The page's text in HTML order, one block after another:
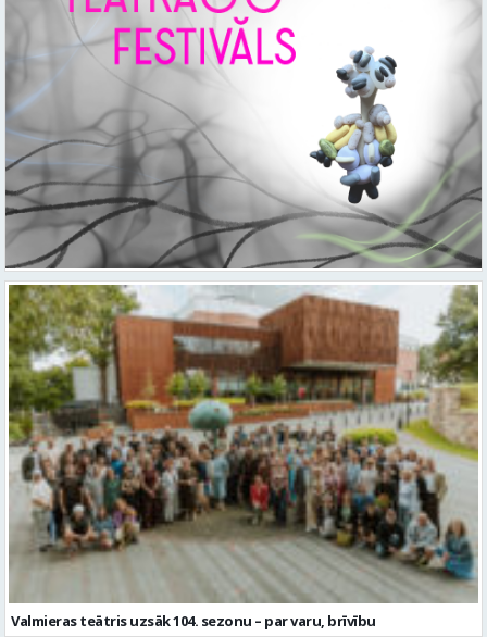
Valmieras teātris uzsāk 104. sezonu – par varu, brīvību